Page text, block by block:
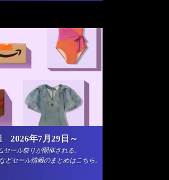
2026年7月29日～
ール祭りが開催される。
どセール情報のまとめはこちら。